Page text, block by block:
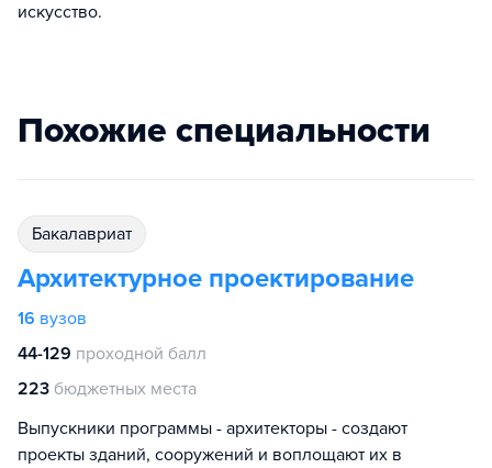
искусство.
Похожие специальности
бакалавриат
Архитектурное проектирование
16 вузов
44-129 проходной балл
223 бюджетных места
Выпускники программы - архитекторы - создают
проекты зданий, сооружений и воплощают их в